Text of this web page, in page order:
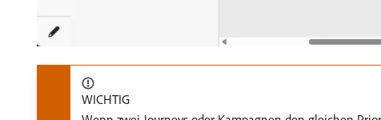
WICHTIG